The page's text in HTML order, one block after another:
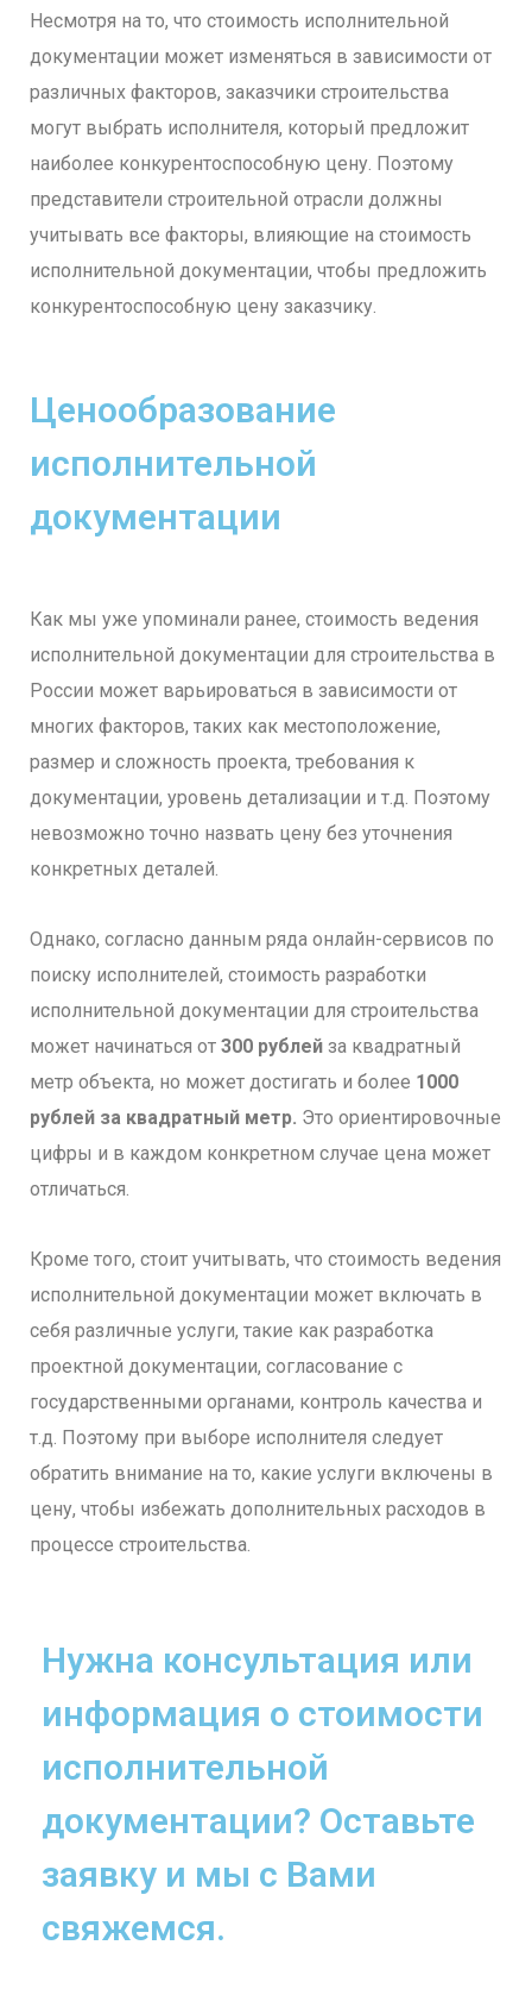
Несмотря на то, что стоимость исполнительной
документации может изменяться в зависимости от
различных факторов, заказчики строительства
могут выбрать исполнителя, который предложит
наиболее конкурентоспособную цену. Поэтому
представители строительной отрасли должны
учитывать все факторы, влияющие на стоимость
исполнительной документации, чтобы предложить
конкурентоспособную цену заказчику.
Ценообразование
исполнительной
документации
Как мы уже упоминали ранее, стоимость ведения
исполнительной документации для строительства в
России может варьироваться в зависимости от
многих факторов, таких как местоположение,
размер и сложность проекта, требования к
документации, уровень детализации и т.д. Поэтому
невозможно точно назвать цену без уточнения
конкретных деталей.
Однако, согласно данным ряда онлайн-сервисов по
поиску исполнителей, стоимость разработки
исполнительной документации для строительства
может начинаться от 300 рублей за квадратный
метр объекта, но может достигать и более 1000
рублей за квадратный метр. Это ориентировочные
цифры и в каждом конкретном случае цена может
отличаться.
Кроме того, стоит учитывать, что стоимость ведения
исполнительной документации может включать в
себя различные услуги, такие как разработка
проектной документации, согласование с
государственными органами, контроль качества и
т.д. Поэтому при выборе исполнителя следует
обратить внимание на то, какие услуги включены в
цену, чтобы избежать дополнительных расходов в
процессе строительства.
Нужна консультация или
информация о стоимости
исполнительной
документации? Оставьте
заявку и мы с Вами
свяжемся.